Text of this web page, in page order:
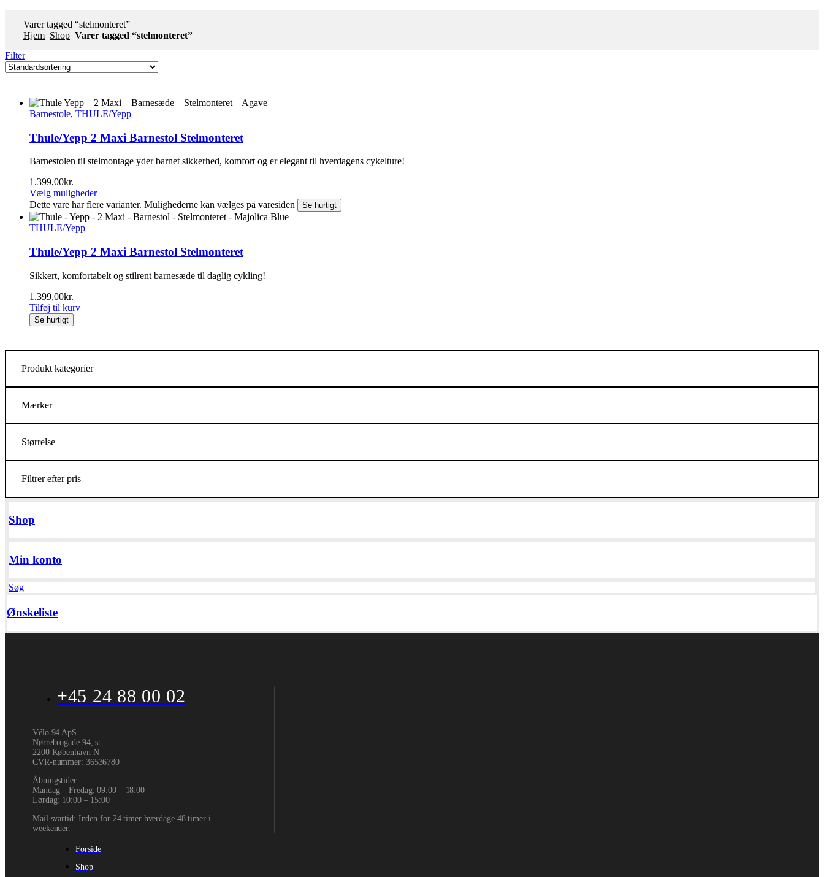
Varer tagged “stelmonteret”
Hjem Shop Varer tagged “stelmonteret”
Filter
Barnestole, THULE/Yepp
Thule/Yepp 2 Maxi Barnestol Stelmonteret
Barnestolen til stelmontage yder barnet sikkerhed, komfort og er elegant til hverdagens cykelture!
1.399,00kr.
Vælg muligheder
Dette vare har flere varianter. Mulighederne kan vælges på varesiden
Se hurtigt
THULE/Yepp
Thule/Yepp 2 Maxi Barnestol Stelmonteret
Sikkert, komfortabelt og stilrent barnesæde til daglig cykling!
1.399,00kr.
Tilføj til kurv
Se hurtigt
Produkt kategorier
Mærker
Størrelse
Filtrer efter pris
Shop
Min konto
Søg
Ønskeliste
+45 24 88 00 02
Vélo 94 ApS
Nørrebrogade 94, st
2200 København N
CVR-nummer: 36536780
Åbningstider:
Mandag – Fredag: 09:00 – 18:00
Lørdag: 10:00 – 15:00
Mail svartid: Inden for 24 timer hverdage 48 timer i
weekender.
Forside
Shop